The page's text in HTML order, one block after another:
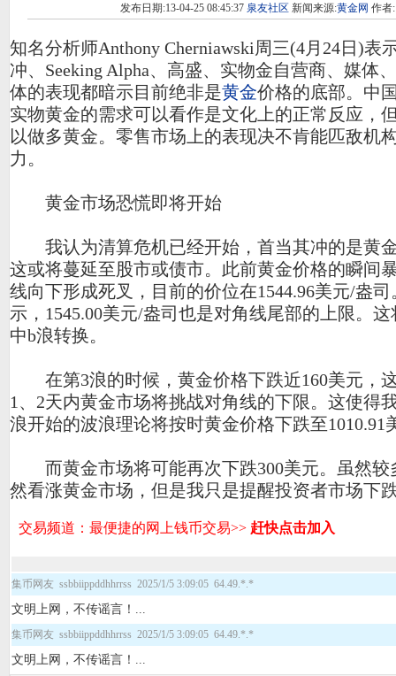
发布日期:13-04-25 08:45:37 泉友社区 新闻来源:黄金网 作者:
知名分析师Anthony Cherniawski周三(4月24日)表
冲、Seeking Alpha、高盛、实物金自营商、媒体
体的表现都暗示目前绝非是黄金价格的底部。中
实物黄金的需求可以看作是文化上的正常反应，
以做多黄金。零售市场上的表现决不肯能匹敌机
力。
黄金市场恐慌即将开始
我认为清算危机已经开始，首当其冲的是黄
这或将蔓延至股市或债市。此前黄金价格的瞬间
线向下形成死叉，目前的价位在1544.96美元/盎
示，1545.00美元/盎司也是对角线尾部的上限。
中b浪转换。
在第3浪的时候，黄金价格下跌近160美元，
1、2天内黄金市场将挑战对角线的下限。这使得
浪开始的波浪理论将按时黄金价格下跌至1010.91
而黄金市场将可能再次下跌300美元。虽然较
然看涨黄金市场，但是我只是提醒投资者市场下
集币网友 ssbbiippddhhrrss 2025/1/5 3:09:05 64.49.*.*
文明上网，不传谣言！...
集币网友 ssbbiippddhhrrss 2025/1/5 3:09:05 64.49.*.*
文明上网，不传谣言！...